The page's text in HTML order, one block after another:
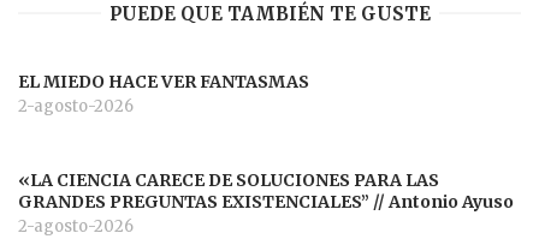
PUEDE QUE TAMBIÉN TE GUSTE
EL MIEDO HACE VER FANTASMAS
2-agosto-2026
«LA CIENCIA CARECE DE SOLUCIONES PARA LAS
GRANDES PREGUNTAS EXISTENCIALES” // Antonio Ayuso
2-agosto-2026